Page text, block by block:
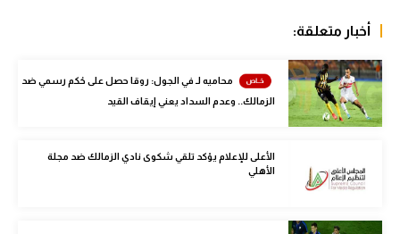
كرة يد
كرة طائرة
في المونديال
رياضة نسائية
أخبار متعلقة:
محاميه لـ في الجول: روقا حصل على حُكم رسمي ضد
الزمالك.. وعدم السداد يعني إيقاف القيد
الأعلى للإعلام يؤكد تلقي شكوى نادي الزمالك ضد مجلة
الأهلي